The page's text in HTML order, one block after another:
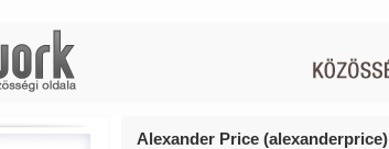
Alexander Price (alexanderprice)